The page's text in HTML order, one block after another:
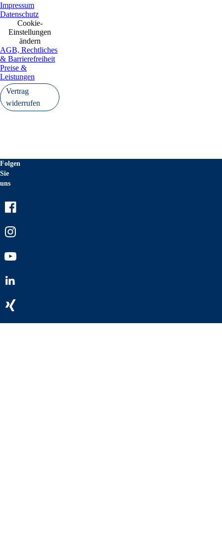
Impressum
Datenschutz
Cookie-
Einstellungen
ändern
AGB, Rechtliches
& Barrierefreiheit
Preise &
Leistungen
Vertrag
widerrufen
Folgen
Sie
uns
Youtube